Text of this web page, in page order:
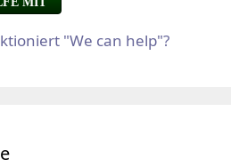
"We can help"?